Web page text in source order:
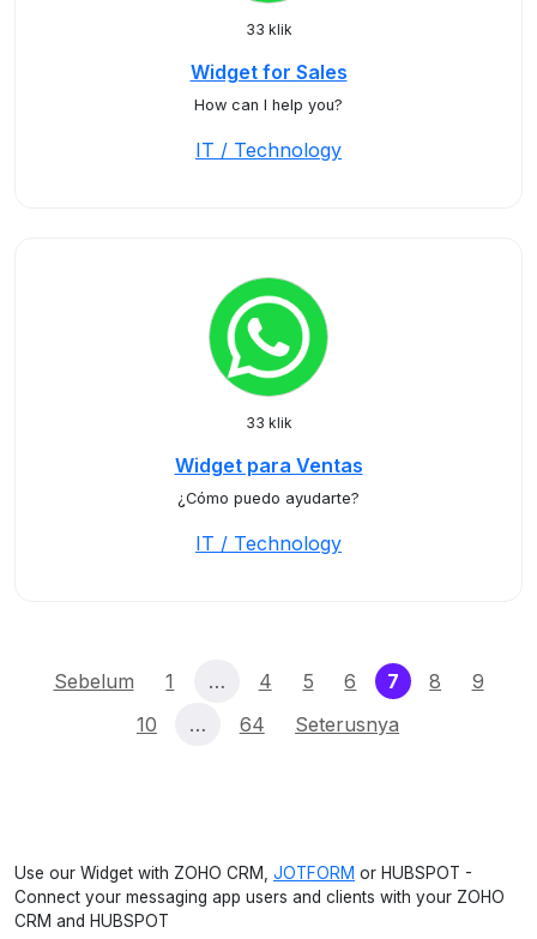
33 klik
Widget for Sales
How can I help you?
IT / Technology
33 klik
Widget para Ventas
¿Cómo puedo ayudarte?
IT / Technology
Sebelum 1 … 4 5 6 7(current)
8
9
10
… 64 Seterusnya
Use our Widget with ZOHO CRM, JOTFORM or HUBSPOT -
Connect your messaging app users and clients with your ZOHO
CRM and HUBSPOT